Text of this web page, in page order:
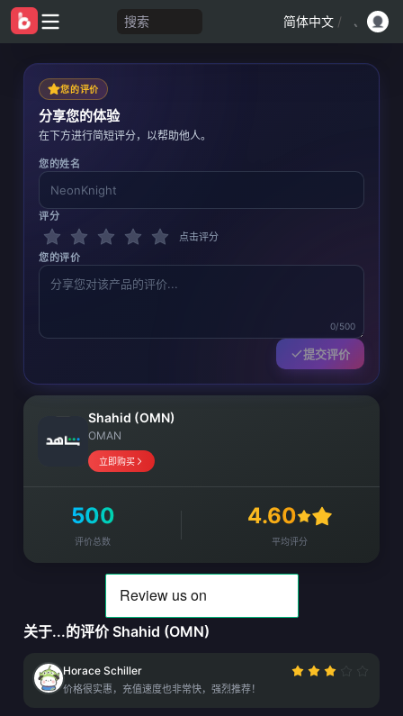
搜索 简体中文 /
您的评价
分享您的体验
在下方进行简短评分，以帮助他人。
您的姓名
评分
点击评分
您的评价
0/500
提交评价
Shahid (OMN)
OMAN
立即购买
500
评价总数
4.60
平均评分
关于...的评价 Shahid (OMN)
Horace Schiller
价格很实惠，充值速度也非常快，强烈推荐！